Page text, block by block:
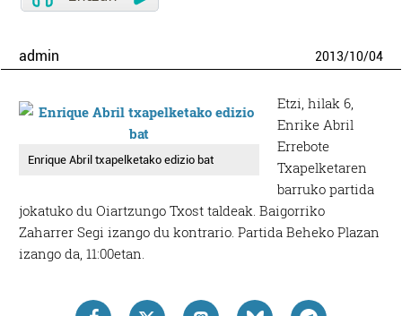
admin 2013/10/04
Enrique Abril txapelketako edizio bat
Etzi, hilak 6,
Enrike Abril
Errebote
Txapelketaren
barruko partida
jokatuko du Oiartzungo Txost taldeak. Baigorriko
Zaharrer Segi izango du kontrario. Partida Beheko Plazan
izango da, 11:00etan.